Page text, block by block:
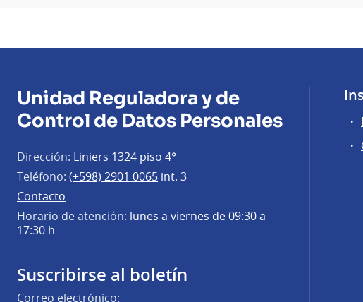
Unidad Reguladora y de
Control de Datos Personales
Dirección: Liniers 1324 piso 4°
Teléfono: (+598) 2901 0065 int. 3
Contacto
Horario de atención: lunes a viernes de 09:30 a
17:30 h
Suscribirse al boletín
Correo electrónico: